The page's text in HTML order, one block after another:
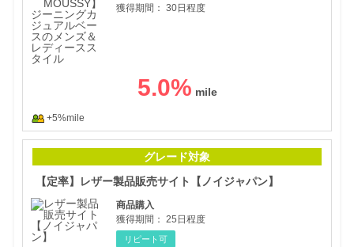
獲得期間： 30日程度
5.0%
+5%mile
グレード対象
【定率】レザー製品販売サイト【ノイジャパン】
商品購入
獲得期間： 25日程度
リピート可